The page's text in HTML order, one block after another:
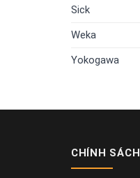
Sick
Weka
Yokogawa
CHÍNH SÁCH